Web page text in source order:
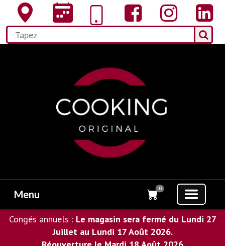
Menu 0
Congés annuels : Le magasin sera fermé du Lundi 27
Juillet au Lundi 17 Août 2026.